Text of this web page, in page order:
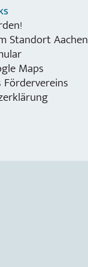
Standort Aachen
Maps